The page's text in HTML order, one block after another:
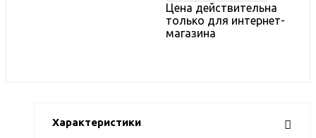
Цена действительна
только для интернет-
магазина
Характеристики